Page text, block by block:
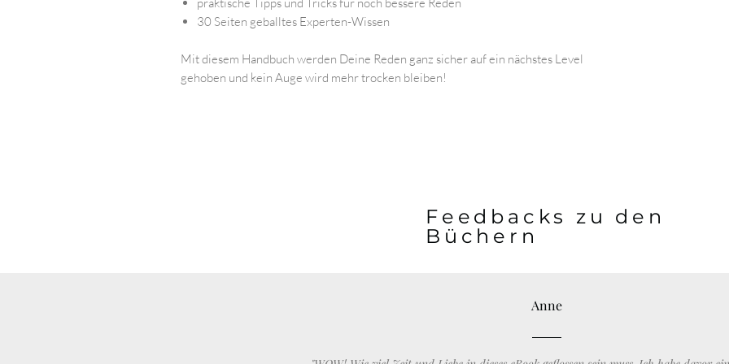
30 Seiten geballtes Experten-Wissen
Mit diesem Handbuch werden Deine Reden ganz sicher auf ein nächstes Level
gehoben und kein Auge wird mehr trocken bleiben!
Feedbacks zu den
Büchern
Anne